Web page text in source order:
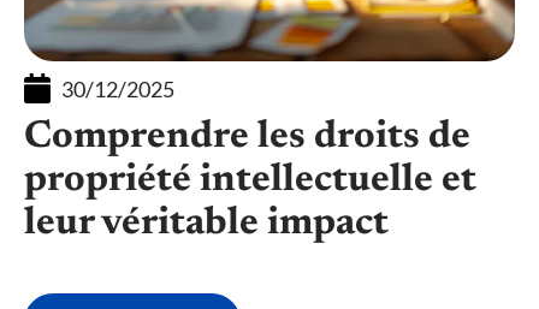
30/12/2025
Comprendre les droits de
propriété intellectuelle et
leur véritable impact